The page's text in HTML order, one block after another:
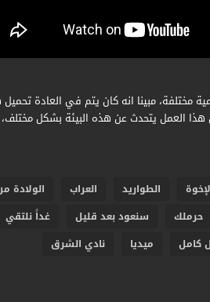
مختلفة، مبينا انه كان يتم في العادة
هذا العمل يتحدث عن هذه البيئة بشكل
الطواريد العراب الولادة
حرملك سنعود بعد قليل غداً نلتقي
كامل ميديا نادي الشرق